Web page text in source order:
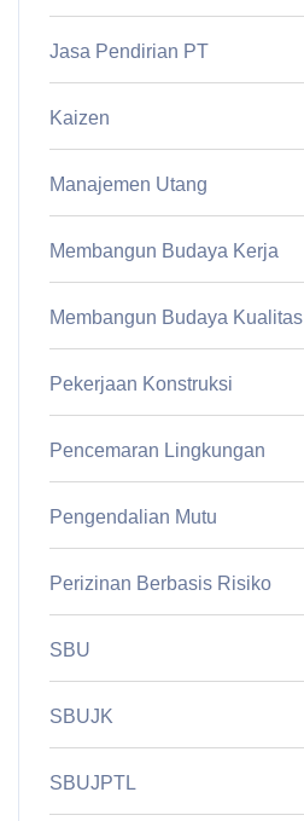
Jasa Pendirian PT
Kaizen
Manajemen Utang
Membangun Budaya Kerja
Membangun Budaya Kualitas
Pekerjaan Konstruksi
Pencemaran Lingkungan
Pengendalian Mutu
Perizinan Berbasis Risiko
SBU
SBUJK
SBUJPTL